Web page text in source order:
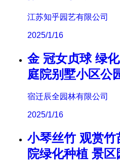
江苏知乎园艺有限公司
2025/1/16
金 冠女贞球 绿
庭院别墅小区公
宿迁辰全园林有限公司
2025/1/16
小琴丝竹 观赏
院绿化种植 景